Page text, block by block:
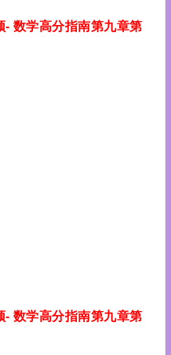
- 数学高分指南第九章第
- 数学高分指南第九章第